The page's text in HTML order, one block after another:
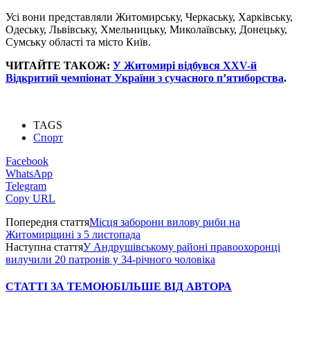
Усі вони представляли Житомирську, Черкаську, Харківську,
Одеську, Львівську, Хмельницьку, Миколаївську, Донецьку,
Сумську області та місто Київ.
ЧИТАЙТЕ ТАКОЖ: У Житомирі відбувся XXV-й
Відкритий чемпіонат України з сучасного п’ятиборства.
TAGS
Спорт
Facebook
WhatsApp
Telegram
Copy URL
Попередня статтяМісця заборони вилову риби на
Житомирщині з 5 листопада
Наступна статтяУ Андрушівському районі правоохоронці
вилучили 20 патронів у 34-річного чоловіка
СТАТТІ ЗА ТЕМОЮБІЛЬШЕ ВІД АВТОРА